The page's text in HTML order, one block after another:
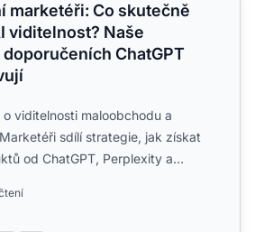
marketéři: Co skutečně
viditelnost? Naše
ChatGPT
viditelnosti maloobchodu a
sdílí strategie, jak získat
od ChatGPT, Perplexity a